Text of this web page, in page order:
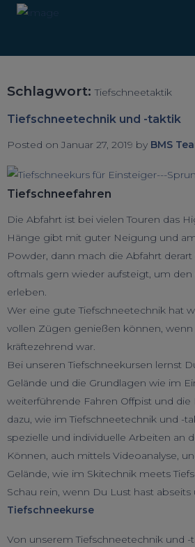
Schlagwort:Tiefschneetaktik
Tiefschneetechnik und -taktik
Posted on Januar 27, 2019 by BMS
Tiefschneefahren
Die Abfahrt ist bei vielen Touren das
Hänge gibt mit guter Neigung und
Powder, dann mach die Abfahrt derart
oftmals gern wieder aufsteigt, um den
erleben.
Wer eine gute Tiefschneetechnik hat
vollen Zügen genießen können, wenn
kräftezehrend war.
Bei unseren Tiefschneekursen lernst
Gelände und die Grundlagen wie im
weiterführende Fahren Offpist und die
dazu, wie im Tiefschneetechnik und -
spezielle und individuelle Arbeiten an
Können, auch mittels Videoanalyse,
Gelände, wie im Skitechnik meets
Schau rein, wenn Du Lust hast
Tiefschneekurse
Von unserem Tiefschneetechnik und